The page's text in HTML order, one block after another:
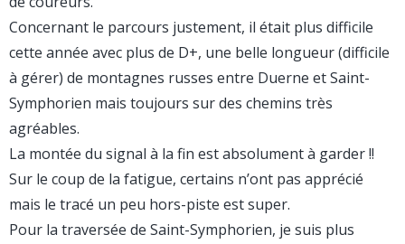
Concernant le parcours justement, il était plus difficile
cette année avec plus de D+, une belle longueur (difficile
à gérer) de montagnes russes entre Duerne et Saint-
Symphorien mais toujours sur des chemins très
agréables.
La montée du signal à la fin est absolument à garder !!
Sur le coup de la fatigue, certains n’ont pas apprécié
mais le tracé un peu hors-piste est super.
Pour la traversée de Saint-Symphorien, je suis plus